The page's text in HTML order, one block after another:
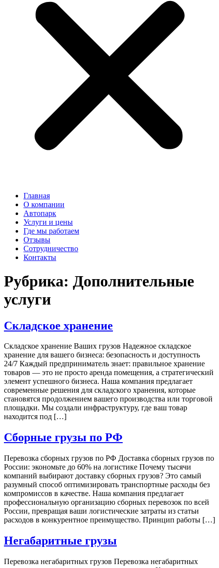
Главная
О компании
Автопарк
Услуги и цены
Где мы работаем
Отзывы
Сотрудничество
Контакты
Рубрика: Дополнительные
услуги
Складское хранение
Складское хранение Ваших грузов Надежное складское
хранение для вашего бизнеса: безопасность и доступность
24/7 Каждый предприниматель знает: правильное хранение
товаров — это не просто аренда помещения, а стратегический
элемент успешного бизнеса. Наша компания предлагает
современные решения для складского хранения, которые
становятся продолжением вашего производства или торговой
площадки. Мы создали инфраструктуру, где ваш товар
находится под […]
Сборные грузы по РФ
Перевозка сборных грузов по РФ Доставка сборных грузов по
России: экономьте до 60% на логистике Почему тысячи
компаний выбирают доставку сборных грузов? Это самый
разумный способ оптимизировать транспортные расходы без
компромиссов в качестве. Наша компания предлагает
профессиональную организацию сборных перевозок по всей
России, превращая ваши логистические затраты из статьи
расходов в конкурентное преимущество. Принцип работы […]
Негабаритные грузы
Перевозка негабаритных грузов Перевозка негабаритных